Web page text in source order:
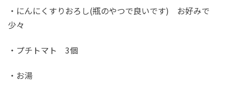
・にんにくすりおろし(瓶のやつで良いです) お好みで
少々
・プチトマト 3個
・お湯